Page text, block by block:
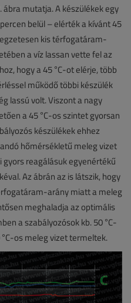
mutatja. A készülékek egy
belül – elérték a kívánt 45
kis térfogatáram-
a víz lassan vette fel az
hogy a 45 °C-ot elérje, több
működő többi készülék
lassú volt. Viszont a nagy
a 45 °C-os szintet gyorsan
készülékek ehhez
hőmérsékletű meleg vizet
reagálásuk egyenértékű
Az ábrán az is látszik, hogy
arány miatt a meleg
meghaladja az optimális
a szabályozósok kb. 50 °C-
os meleg vizet termeltek.